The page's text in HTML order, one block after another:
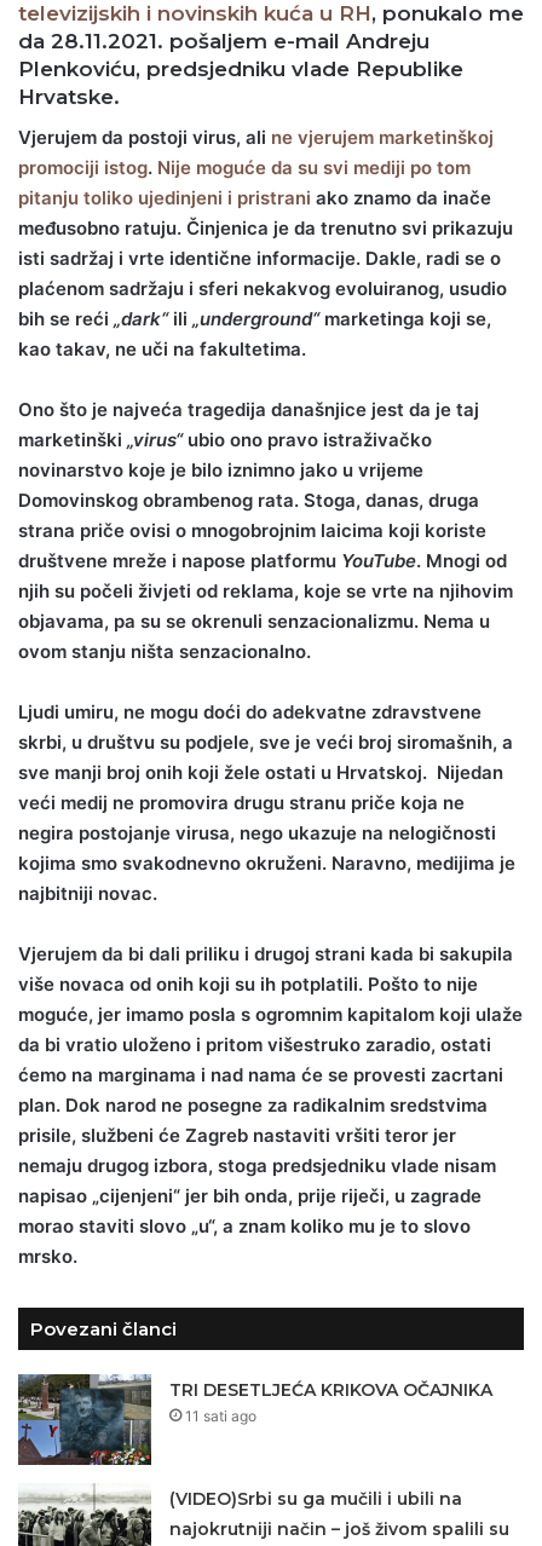
televizijskih i novinskih kuća u RH, ponukalo me
da 28.11.2021. pošaljem e-mail Andreju
Plenkoviću, predsjedniku vlade Republike
Hrvatske.
Vjerujem da postoji virus, ali ne vjerujem marketinškoj
promociji istog. Nije moguće da su svi mediji po tom
pitanju toliko ujedinjeni i pristrani ako znamo da inače
međusobno ratuju. Činjenica je da trenutno svi prikazuju
isti sadržaj i vrte identične informacije. Dakle, radi se o
plaćenom sadržaju i sferi nekakvog evoluiranog, usudio
bih se reći „dark“ili „underground“ marketinga koji se,
kao takav, ne uči na fakultetima.
Ono što je najveća tragedija današnjice jest da je taj
marketinški „virus“ ubio ono pravo istraživačko
novinarstvo koje je bilo iznimno jako u vrijeme
Domovinskog obrambenog rata. Stoga, danas, druga
strana priče ovisi o mnogobrojnim laicima koji koriste
društvene mreže i napose platformu YouTube. Mnogi od
njih su počeli živjeti od reklama, koje se vrte na njihovim
objavama, pa su se okrenuli senzacionalizmu. Nema u
ovom stanju ništa senzacionalno.
Ljudi umiru, ne mogu doći do adekvatne zdravstvene
skrbi, u društvu su podjele, sve je veći broj siromašnih, a
sve manji broj onih koji žele ostati u Hrvatskoj. Nijedan
veći medij ne promovira drugu stranu priče koja ne
negira postojanje virusa, nego ukazuje na nelogičnosti
kojima smo svakodnevno okruženi. Naravno, medijima je
najbitniji novac.
Vjerujem da bi dali priliku i drugoj strani kada bi sakupila
više novaca od onih koji su ih potplatili. Pošto to nije
moguće, jer imamo posla s ogromnim kapitalom koji ulaže
da bi vratio uloženo i pritom višestruko zaradio, ostati
ćemo na marginama i nad nama će se provesti zacrtani
plan. Dok narod ne posegne za radikalnim sredstvima
prisile, službeni će Zagreb nastaviti vršiti teror jer
nemaju drugog izbora, stoga predsjedniku vlade nisam
napisao „cijenjeni“ jer bih onda, prije riječi, u zagrade
morao staviti slovo „u“, a znam koliko mu je to slovo
mrsko.
Povezani članci
TRI DESETLJEĆA KRIKOVA OČAJNIKA
11 sati ago
(VIDEO)Srbi su ga mučili i ubili na
najokrutniji način – još živom spalili su